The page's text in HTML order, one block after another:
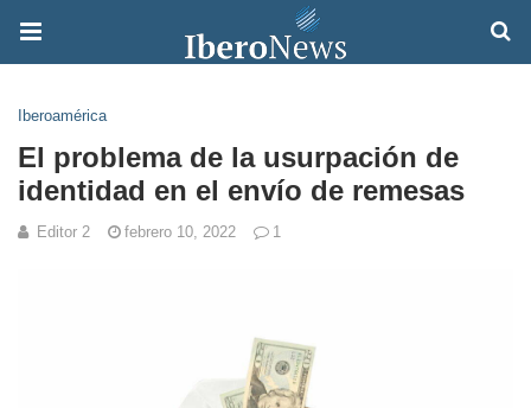
Iberoamérica
El problema de la usurpación de
identidad en el envío de remesas
Editor 2 febrero 10, 2022 1